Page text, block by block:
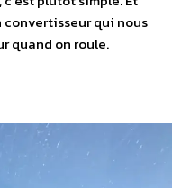
qui nous
quand on roule.